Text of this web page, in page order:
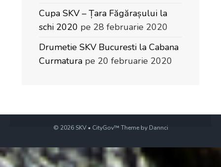
Cupa SKV – Țara Făgărașului la
schi 2020 pe 28 februarie 2020
Drumetie SKV Bucuresti la Cabana
Curmatura pe 20 februarie 2020
© 2026 SKV • CityGov™ Theme by Dannci